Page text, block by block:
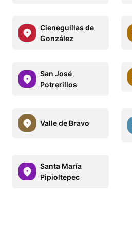
Cieneguillas de
González
San José
Potrerillos
Valle de Bravo
Santa María
Pipioltepec